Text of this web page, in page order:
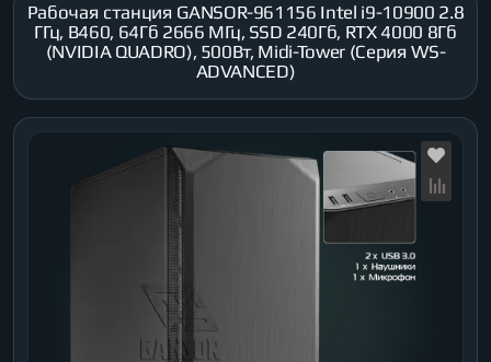
Рабочая станция GANSOR-961156 Intel i9-10900 2.8
ГГц, B460, 64Гб 2666 МГц, SSD 240Гб, RTX 4000 8Гб
(NVIDIA QUADRO), 500Вт, Midi-Tower (Серия WS-
ADVANCED)